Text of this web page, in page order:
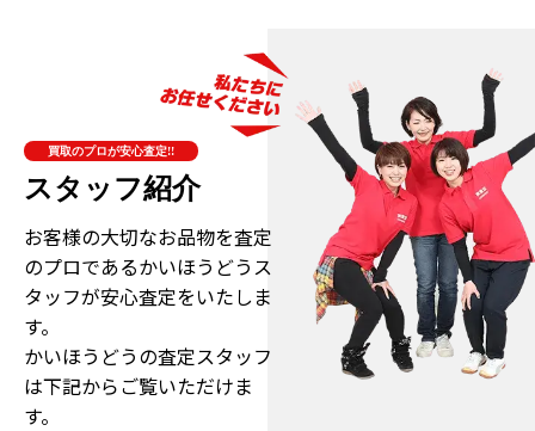
買取のプロが安心査定!!
スタッフ紹介
お客様の大切なお品物を査定
のプロであるかいほうどうス
タッフが安心査定をいたしま
す。
かいほうどうの査定スタッフ
は下記からご覧いただけま
す。